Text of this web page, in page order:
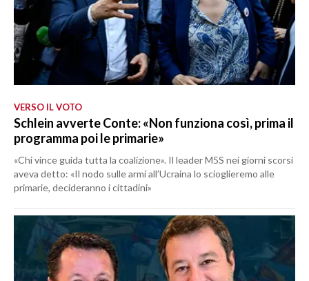
VERSO IL VOTO
Schlein avverte Conte: «Non funziona così, prima il
programma poi le primarie»
«Chi vince guida tutta la coalizione». Il leader M5S nei giorni scorsi
aveva detto: «Il nodo sulle armi all’Ucraina lo scioglieremo alle
primarie, decideranno i cittadini»